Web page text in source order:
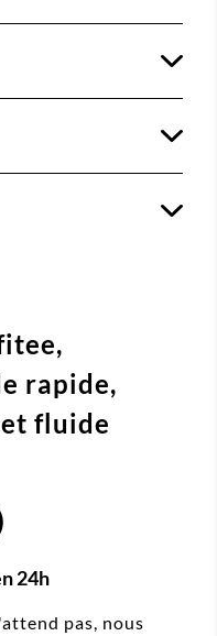
rapide,
fluide
24h
pas, nous